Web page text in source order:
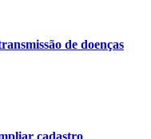
de doenças
cadastro